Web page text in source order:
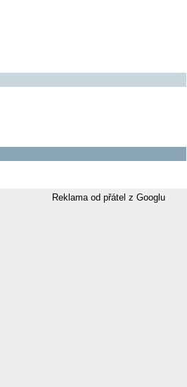
Reklama od přátel z Googlu